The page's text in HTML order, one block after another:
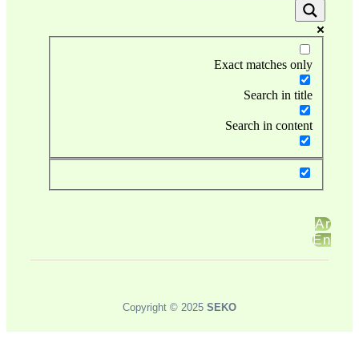
Exact matches only
Search in title
Search in content
Copyright © 2025